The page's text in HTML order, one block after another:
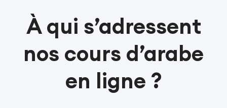
À qui s’adressent
nos cours d’arabe
en ligne ?